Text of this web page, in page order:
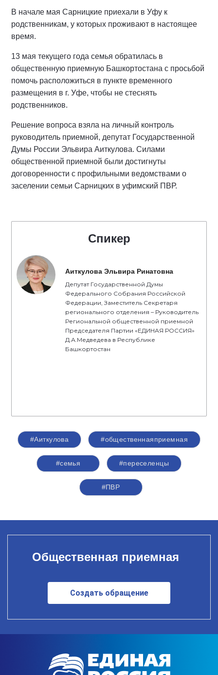
В начале мая Сарницкие приехали в Уфу к
родственникам, у которых проживают в настоящее
время.
13 мая текущего года семья обратилась в
общественную приемную Башкортостана с просьбой
помочь расположиться в пункте временного
размещения в г. Уфе, чтобы не стеснять
родственников.
Решение вопроса взяла на личный контроль
руководитель приемной, депутат Государственной
Думы России Эльвира Аиткулова. Силами
общественной приемной были достигнуты
договоренности с профильными ведомствами о
заселении семьи Сарницких в уфимский ПВР.
Спикер
Аиткулова Эльвира Ринатовна
Депутат Государственной Думы
Федерального Собрания Российской
Федерации, Заместитель Секретаря
регионального отделения – Руководитель
Региональной общественной приемной
Председателя Партии «ЕДИНАЯ РОССИЯ»
Д.А.Медведева в Республике
Башкортостан
#Аиткулова #общественнаяприемная
#семья #переселенцы
#ПВР
Общественная приемная
Создать обращение